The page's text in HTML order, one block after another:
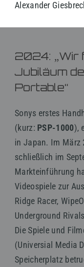
Alexander
2024: „Wir
Jubiläum
Portable“
Sonys erstes
(kurz: PSP-1000),
in Japan. Im März
schließlich im
Markteinführung
Videospiele zur
Ridge Racer,
Underground
Die Spiele und
(Universial Media
Speicherplatz